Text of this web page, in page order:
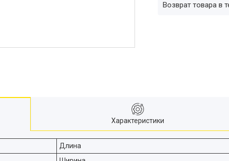
возврат товара в
Характеристики
Длина